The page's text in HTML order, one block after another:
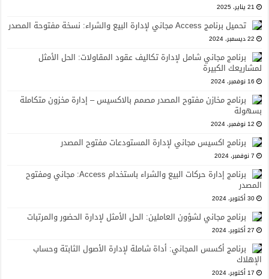
21 يناير، 2025
تحميل برنامج Access مجاني لإدارة البيع والشراء: نسخة مفتوحة المصدر
22 ديسمبر، 2024
برنامج مجاني شامل لإدارة تكاليف عقود المقاولات: الحل الأمثل
لمشاريعك الكبيرة
16 نوفمبر، 2024
برنامج مخازن مفتوح المصدر مصمم بالاكسيس – إدارة مخزون متكاملة
بسهولة
12 نوفمبر، 2024
برنامج اكسيس مجاني لإدارة المستودعات مفتوح المصدر
7 نوفمبر، 2024
برنامج إدارة حركات البيع والشراء باستخدام Access: مجاني ومفتوح
المصدر
30 أكتوبر، 2024
برنامج مجاني لشؤون العاملين: الحل الأمثل لإدارة الحضور والمرتبات
27 أكتوبر، 2024
برنامج أكسس المجاني: أداة شاملة لإدارة الأصول الثابتة وحساب
الإهلاك
17 أكتوبر، 2024